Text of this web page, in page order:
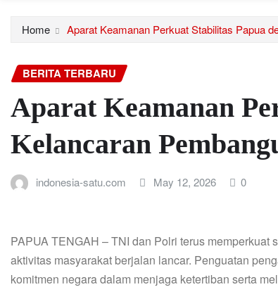
Home Aparat Keamanan Perkuat Stabilitas Papua
BERITA TERBARU
Aparat Keamanan
Kelancaran
indonesia-satu.com May 12, 2026 0
PAPUA TENGAH – TNI dan Polri terus
aktivitas masyarakat berjalan lancar. Penguatan
komitmen negara dalam menjaga ketertiban serta